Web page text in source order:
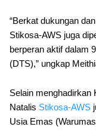
“Berkat dukungan
Stikosa-AWS juga
berperan aktif dalam
(DTS),” ungkap
Selain menghadirkan
Natalis Stikosa-AWS
Usia Emas